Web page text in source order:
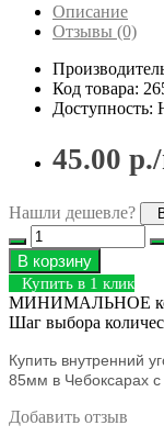
Описание
Отзывы (0)
Код товара:
Доступность:
45.00
Нашли дешевле?
В корзину
Купить в 1 клик
МИНИМАЛЬНОЕ
Шаг выбора
Купить внутренний
85мм в Чебоксарах с
Добавить отзыв